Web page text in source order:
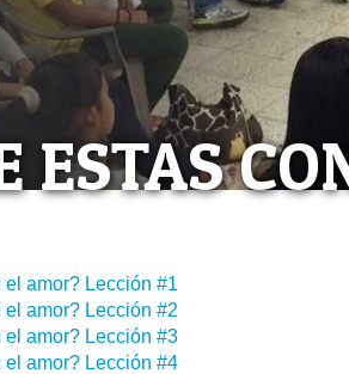
ESTAS
el amor? Lección #1
el amor? Lección #2
el amor? Lección #3
el amor? Lección #4